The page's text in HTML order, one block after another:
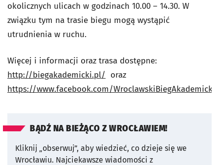
okolicznych ulicach w godzinach 10.00 – 14.30. W
związku tym na trasie biegu mogą wystąpić
utrudnienia w ruchu.
Więcej i informacji oraz trasa dostępne:
http://biegakademicki.pl/ oraz
https://www.facebook.com/WroclawskiBiegAkademicki/
BĄDŹ NA BIEŻĄCO Z WROCŁAWIEM!
Kliknij „obserwuj”, aby wiedzieć, co dzieje się we
Wrocławiu. Najciekawsze wiadomości z